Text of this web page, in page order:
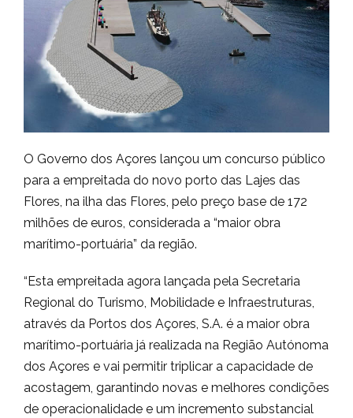
O Governo dos Açores lançou um concurso público
para a empreitada do novo porto das Lajes das
Flores, na ilha das Flores, pelo preço base de 172
milhões de euros, considerada a “maior obra
marítimo-portuária” da região.
“Esta empreitada agora lançada pela Secretaria
Regional do Turismo, Mobilidade e Infraestruturas,
através da Portos dos Açores, S.A. é a maior obra
marítimo-portuária já realizada na Região Autónoma
dos Açores e vai permitir triplicar a capacidade de
acostagem, garantindo novas e melhores condições
de operacionalidade e um incremento substancial